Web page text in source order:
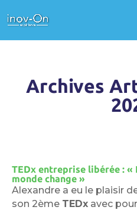
Archives
TEDx entreprise libérée :
monde change »
Alexandre a eu le plaisir
son 2ème TEDx avec